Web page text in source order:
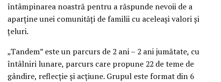
întâmpinarea noastră pentru a răspunde nevoii de a
aparține unei comunități de familii cu aceleași valori și
țeluri.
„Tandem” este un parcurs de 2 ani – 2 ani jumătate, cu
întâlniri lunare, parcurs care propune 22 de teme de
gândire, reflecție și acțiune. Grupul este format din 6